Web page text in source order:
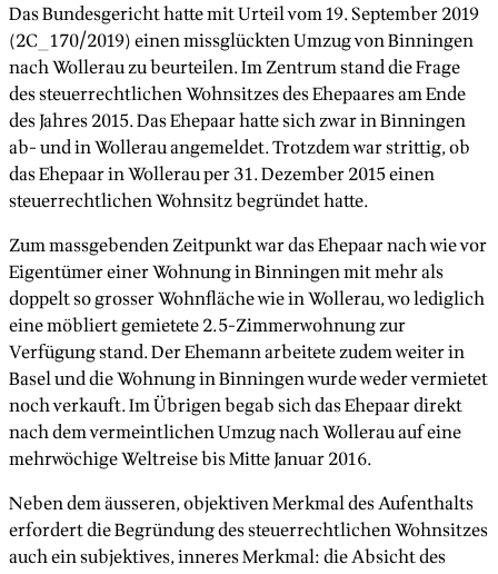
Das Bundesgericht hatte mit Urteil vom 19. September 2019
(2C_170/2019) einen missglückten Umzug von Binningen
nach Wollerau zu beurteilen. Im Zentrum stand die Frage
des steuerrechtlichen Wohnsitzes des Ehepaares am Ende
des Jahres 2015. Das Ehepaar hatte sich zwar in Binningen
ab- und in Wollerau angemeldet. Trotzdem war strittig, ob
das Ehepaar in Wollerau per 31. Dezember 2015 einen
steuerrechtlichen Wohnsitz begründet hatte.
Zum massgebenden Zeitpunkt war das Ehepaar nach wie vor
Eigentümer einer Wohnung in Binningen mit mehr als
doppelt so grosser Wohnfläche wie in Wollerau, wo lediglich
eine möbliert gemietete 2.5-Zimmerwohnung zur
Verfügung stand. Der Ehemann arbeitete zudem weiter in
Basel und die Wohnung in Binningen wurde weder vermietet
noch verkauft. Im Übrigen begab sich das Ehepaar direkt
nach dem vermeintlichen Umzug nach Wollerau auf eine
mehrwöchige Weltreise bis Mitte Januar 2016.
Neben dem äusseren, objektiven Merkmal des Aufenthalts
erfordert die Begründung des steuerrechtlichen Wohnsitzes
auch ein subjektives, inneres Merkmal: die Absicht des